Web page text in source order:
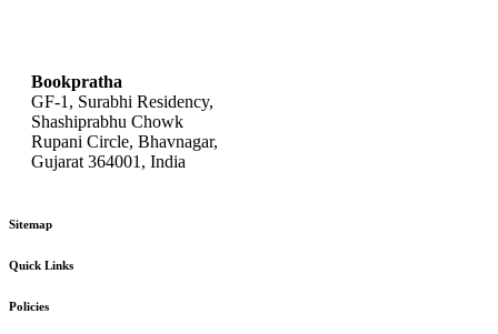
Bookpratha
GF-1, Surabhi Residency,
Shashiprabhu Chowk
Rupani Circle, Bhavnagar,
Gujarat 364001, India
Sitemap
Quick Links
Policies